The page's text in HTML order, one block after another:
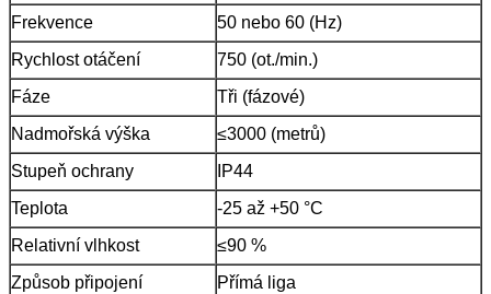
Frekvence
50 nebo 60 (Hz)
Rychlost otáčení
750 (ot./min.)
Fáze
Tři (fázové)
Nadmořská výška
≤3000 (metrů)
Stupeň ochrany
IP44
Teplota
-25 až +50 °C
Relativní vlhkost
≤90 %
Způsob připojení
Přímá liga